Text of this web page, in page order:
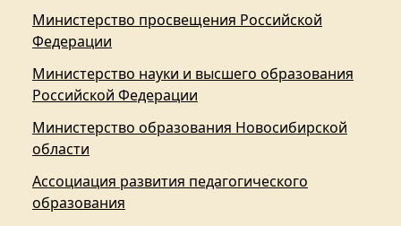
Министерство просвещения Российской
Федерации
Министерство науки и высшего образования
Российской Федерации
Министерство образования Новосибирской
области
Ассоциация развития педагогического
образования